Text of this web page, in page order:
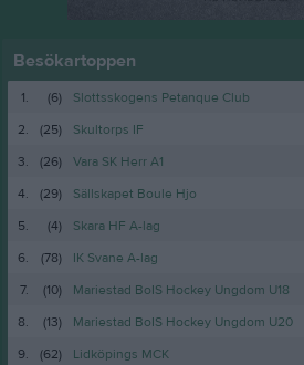
Besökartoppen
1. (6)
Slottsskogens Petanque Club
2.
(25)
Skultorps IF
3.
(26)
Vara SK Herr A1
4.
(29)
Sällskapet Boule Hjo
5.
(4)
Skara HF A-lag
6.
(78)
IK Svane A-lag
7.
(10)
Mariestad BoIS Hockey Ungdom U18
8.
(13)
Mariestad BoIS Hockey Ungdom U20
9.
(62) Lidköpings MCK